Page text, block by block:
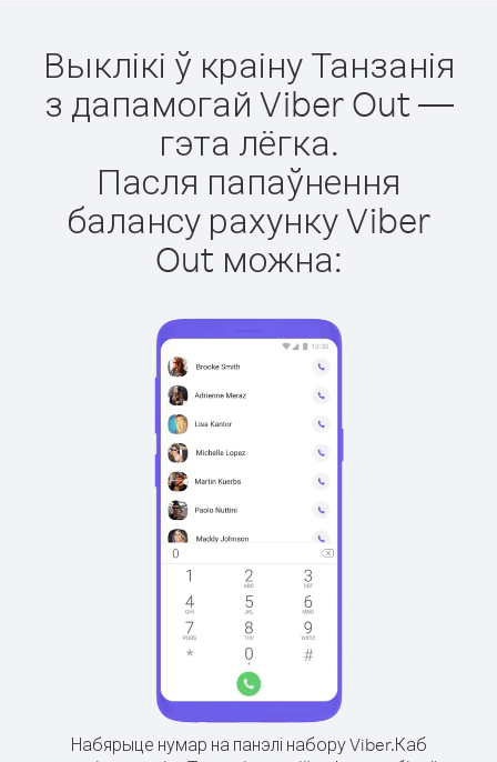
Выклікі ў краіну Танзанія
з дапамогай Viber Out —
гэта лёгка.
Пасля папаўнення
балансу рахунку Viber
Out можна:
Набярыце нумар на панэлі набору Viber.Каб